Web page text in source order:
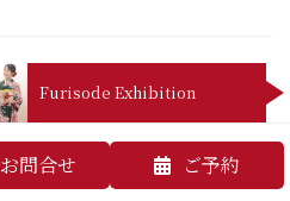
お問合せ ご予約
Furisode Exhibition